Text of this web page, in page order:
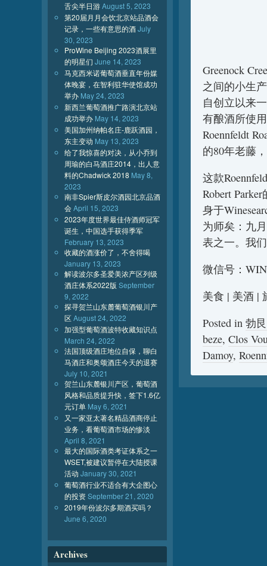
Greenock
之间的小生
自创立以来
有酿酒所使
Roennfeldt
的80年老藤
这款
Robert
身于
为师矣：九
表之一。我
微信号：
美食 | 美酒 |
Posted in 勃
beze, Clos
Damoy,
舌尖半日游August 5, 2023
第20届月月会饮北京站品酒会
记录，一些有意思的酒July
30, 2023
ProWine Beijing 2023酒展里
的明星们 June 14, 2023
马克西米诺葡萄酒垂直年份媒
体晚宴，在智利驻华使馆成功
举办 May 24, 2023
新西兰葡萄酒推广路演北京站
成功举办 May 14, 2023
美国加州纳帕名庄-鹿跃酒园，
东主变动 May 13, 2023
给了我惊喜的对决，从小乔到
周瑜的白马酒庄2014，出人意
料的Chadwick 2018 May 8,
2023
南非Spier斯皮尔酒园北京品酒
会April 15, 2023
2023年度世界最佳侍酒师冠军
诞生，中国选手获得季军
February 13, 2023
收藏的酒涨价了，不舍得喝
January 13, 2023
解读波尔多圣爱美浓产区列级
酒庄体系2022版 September
9, 2022
探寻贺兰山东麓葡萄酒银川产
区August 24, 2022
加强型葡萄酒波特收藏知识点
March 24, 2022
法国顶级酒庄地位自保，聊白
马酒庄和奥颂酒庄今天的退赛
July 10, 2021
贺兰山东麓银川产区，葡萄酒
风格和品质提升快，签下1.6亿
元订单 May 6, 2021
又一家亚太著名精品酒商停止
业务，看葡萄酒市场的惨淡
April 8, 2021
最大的国际酒类考证体系之一
WSET,被建议暂停在大陆授课
活动 January 30, 2021
葡萄酒行业不适合有大企图心
的投资September 21, 2020
2019年份波尔多期酒买吗？
June 6, 2020
Archives